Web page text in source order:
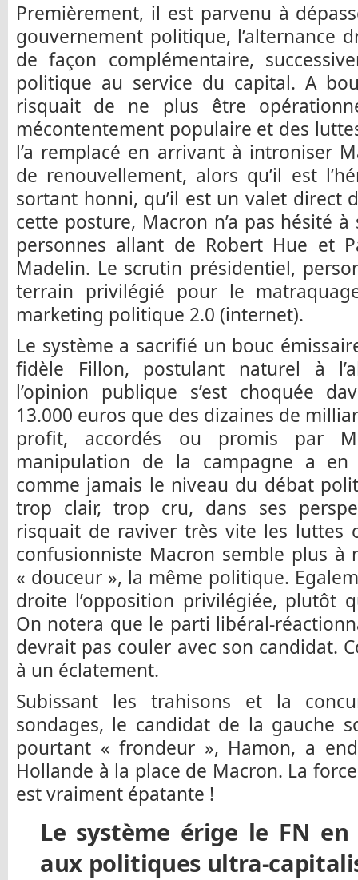
Premièrement, il est parvenu à
gouvernement politique, l’alternance
de façon complémentaire,
politique au service du capital. A
risquait de ne plus être
mécontentement populaire et des
l’a remplacé en arrivant à introniser
de renouvellement, alors qu’il est
sortant honni, qu’il est un valet direct
cette posture, Macron n’a pas hésité à
personnes allant de Robert Hue et
Madelin. Le scrutin présidentiel,
terrain privilégié pour le
marketing politique 2.0 (internet).
Le système a sacrifié un bouc
fidèle Fillon, postulant naturel à
l’opinion publique s’est choquée
13.000 euros que des dizaines de
profit, accordés ou promis par
manipulation de la campagne a en
comme jamais le niveau du débat
trop clair, trop cru, dans ses
risquait de raviver très vite les luttes
confusionniste Macron semble plus à
« douceur », la même politique.
droite l’opposition privilégiée, plutôt
On notera que le parti libéral-
devrait pas couler avec son candidat.
à un éclatement.
Subissant les trahisons et la
sondages, le candidat de la gauche
pourtant « frondeur », Hamon, a
Hollande à la place de Macron. La
est vraiment épatante !
Le système érige le FN
aux politiques ultra-